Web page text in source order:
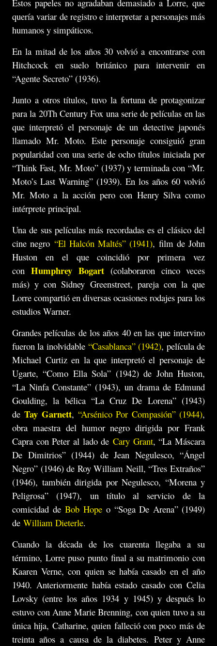
Estos papeles no agradaban demasiado a Lorre, que
quería variar de registro e interpretar a personajes más
humanos y simpáticos.
En la mitad de los años 30 volvió a encontrarse con
Hitchcock en suelo británico para intervenir en
“Agente Secreto” (1936).
Junto a otros títulos, tuvo la fortuna de protagonizar
para la 20Th Century Fox una serie de películas en las
que interpretó el personaje de un detective japonés
llamado Mr. Moto. Este personaje consiguió gran
popularidad con una serie de ocho títulos iniciada por
“Think Fast, Mr. Moto” (1937) y terminada con “Mr.
Moto’s Last Warning” (1939). En los años 60 volvió
Mr. Moto a la acción pero con Henry Silva como
intérprete principal.
Una de sus películas más recordadas es el clásico del
cine negro “El Halcón Maltés” (1941), film de John
Huston en el que coincidió por primera vez
conHumphrey Bogart(colaboraron cinco veces
más) y con Sidney Greenstreet, pareja con la que
Lorre compartió en diversas ocasiones rodajes para los
estudios Warner.
Grandes películas de los años 40 en las que intervino
fueron la inolvidable “Casablanca” (1942), película de
Michael Curtiz en la que interpretó el personaje de
Ugarte, “Como Ella Sola” (1942) de John Huston,
“La Ninfa Constante” (1943), un drama de Edmund
Goulding, la bélica “La Cruz De Lorena” (1943)
deTay Garnett,“Arsénico Por Compasión” (1944),
obra maestra del humor negro dirigida por Frank
Capra con Peter al lado de Cary Grant, “La Máscara
De Dimitrios” (1944) de Jean Negulesco, “Ángel
Negro” (1946) de Roy William Neill, “Tres Extraños”
(1946), también dirigida por Negulesco, “Morena y
Peligrosa” (1947), un título al servicio de la
comicidad de Bob Hopeo “Soga De Arena” (1949)
de William Dieterle.
Cuando la década de los cuarenta llegaba a su
término, Lorre puso punto final a su matrimonio con
Kaaren Verne, con quien se había casado en el año
1940. Anteriormente había estado casado con Celia
Lovsky (entre los años 1934 y 1945) y después lo
estuvo con Anne Marie Brenning, con quien tuvo a su
única hija, Catharine, quien falleció con poco más de
treinta años a causa de la diabetes. Peter y Anne